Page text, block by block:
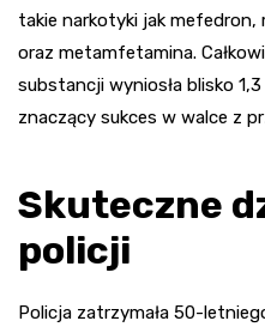
takie narkotyki jak
oraz metamfetamina.
substancji wyniosła blisko
znaczący sukces w walce z
Skuteczne
policji
Policja zatrzymała 50-